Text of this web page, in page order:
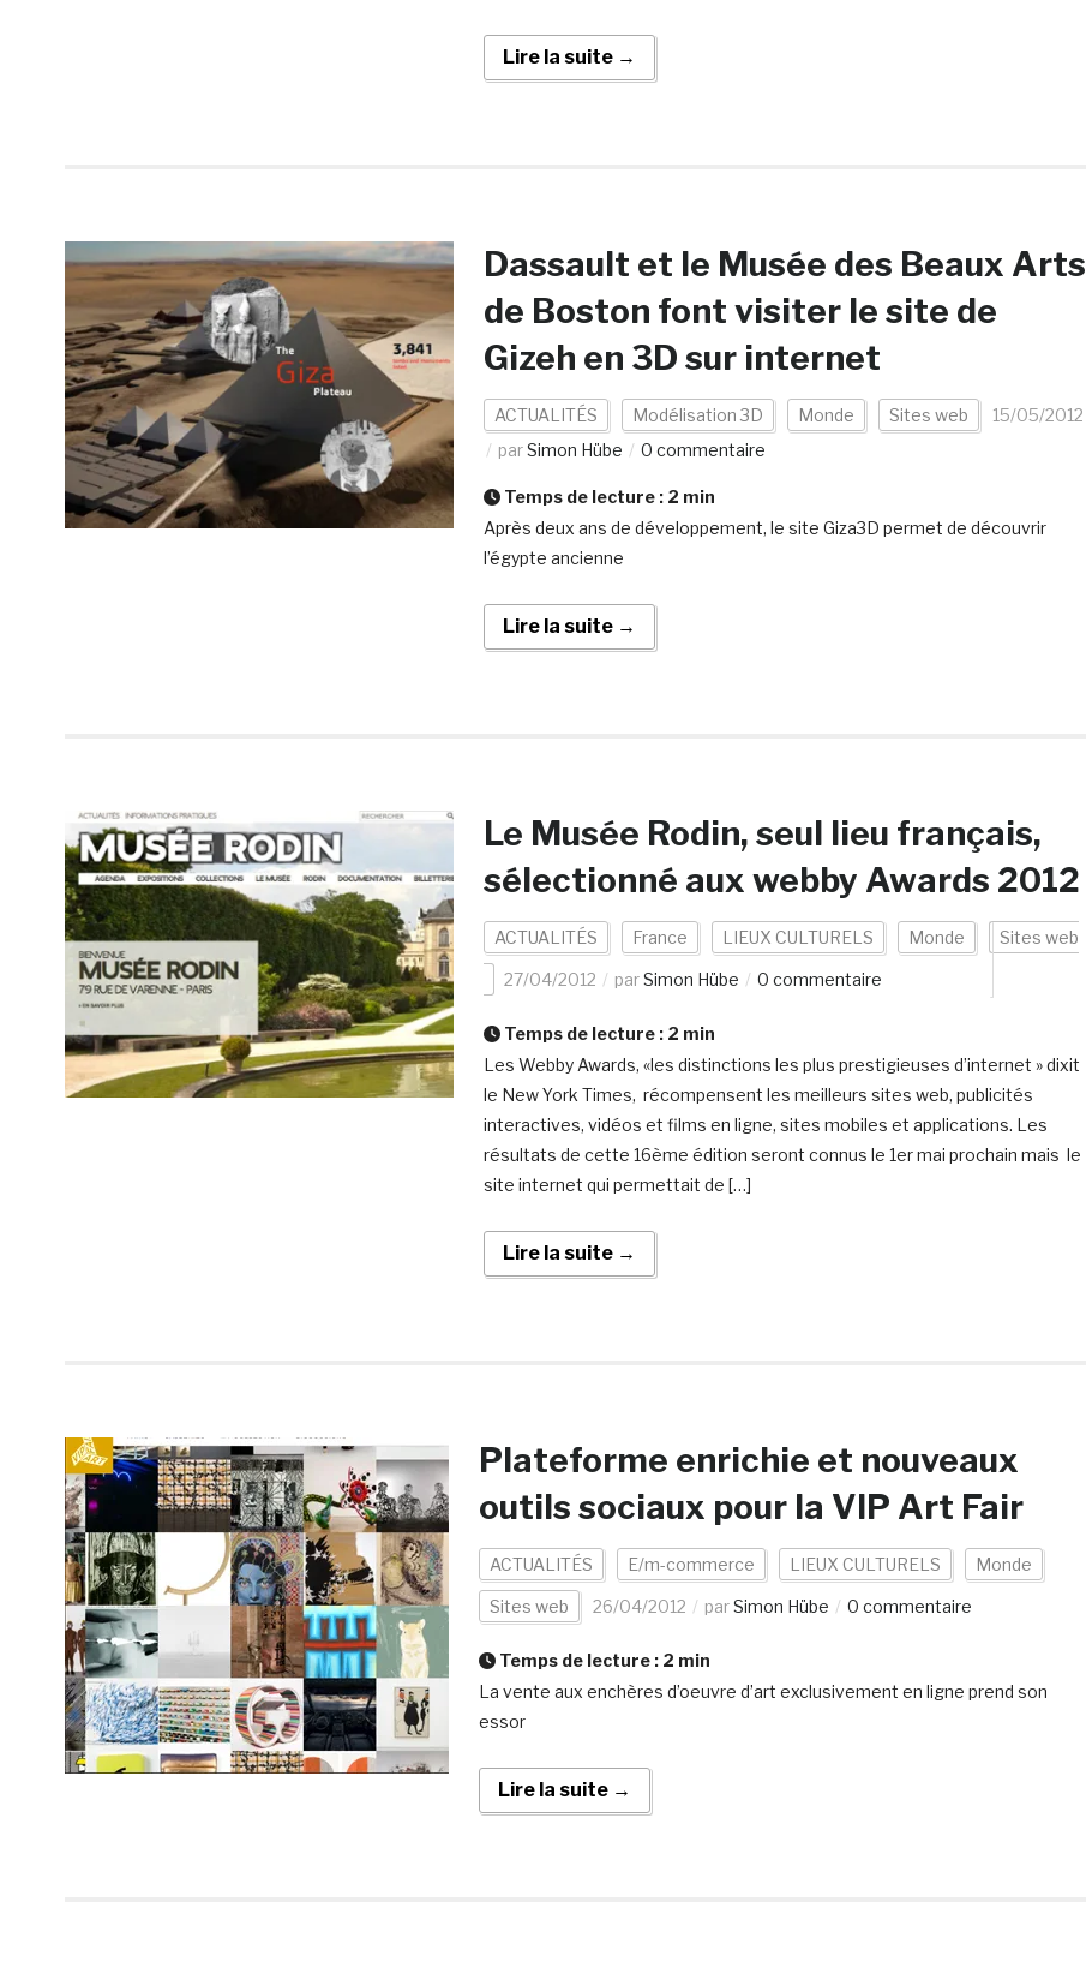
Lire la suite →
Dassault et le Musée des Beaux Arts
de Boston font visiter le site de
Gizeh en 3D sur internet
ACTUALITÉS Modélisation 3D Monde Sites web
15/05/2012
parSimon Hübe 0 commentaire
Temps de lecture : 2 min
Après deux ans de développement, le site Giza3D permet de découvrir
l’égypte ancienne
Lire la suite →
Le Musée Rodin, seul lieu français,
sélectionné aux webby Awards 2012
ACTUALITÉS France LIEUX CULTURELS Monde Sites web
27/04/2012 parSimon Hübe 0 commentaire
Temps de lecture : 2 min
Les Webby Awards, «les distinctions les plus prestigieuses d’internet » dixit
le New York Times, récompensent les meilleurs sites web, publicités
interactives, vidéos et films en ligne, sites mobiles et applications. Les
résultats de cette 16ème édition seront connus le 1er mai prochain mais le
site internet qui permettait de […]
Lire la suite →
Plateforme enrichie et nouveaux
outils sociaux pour la VIP Art Fair
ACTUALITÉS E/m-commerce LIEUX CULTURELS Monde
Sites web 26/04/2012 parSimon Hübe 0 commentaire
Temps de lecture : 2 min
La vente aux enchères d’oeuvre d’art exclusivement en ligne prend son
essor
Lire la suite →